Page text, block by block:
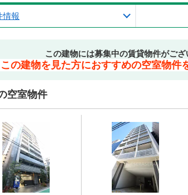
情報
この建物には募集中の賃貸物件がござ
この建物を見た方におすすめの空室物件
空室物件